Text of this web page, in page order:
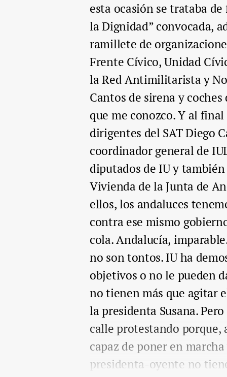
esta ocasión se trataba
la Dignidad” convocada,
ramillete de
Frente Cívico, Unidad
la Red Antimilitarista y
Cantos de sirena y
que me conozco. Y al
dirigentes del SAT Diego
coordinador general de
diputados de IU y
Vivienda de la Junta de
ellos, los andaluces
contra ese mismo
cola. Andalucía,
no son tontos. IU ha
objetivos o no le pueden
no tienen más que agitar
la presidenta Susana.
calle protestando porque,
capaz de poner en
presidenta-oyente no